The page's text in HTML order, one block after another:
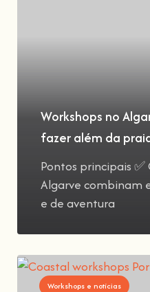
Workshops no
fazer além da
Pontos principais ✅
Algarve combinam
e de aventura
Workshops e notícias